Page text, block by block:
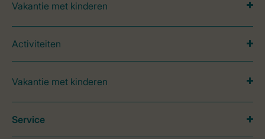
Vakantie met kinderen
Activiteiten
Vakantie met kinderen
Service